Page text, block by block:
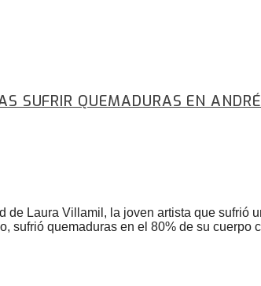
SUFRIR QUEMADURAS EN
Laura Villamil, la joven artista que
sufrió quemaduras en el 80% de su cuerpo